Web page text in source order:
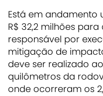
Está em
R$ 32,2 milhões
responsável por
mitigação de
deve ser realizado
quilômetros da
onde ocorreram os